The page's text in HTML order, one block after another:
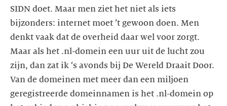
SIDN doet. Maar men ziet het niet als iets
bijzonders: internet moet ’t gewoon doen. Men
denkt vaak dat de overheid daar wel voor zorgt.
Maar als het .nl-domein een uur uit de lucht zou
zijn, dan zat ik ‘s avonds bij De Wereld Draait Door.
Van de domeinen met meer dan een miljoen
geregistreerde domeinnamen is het .nl-domein op